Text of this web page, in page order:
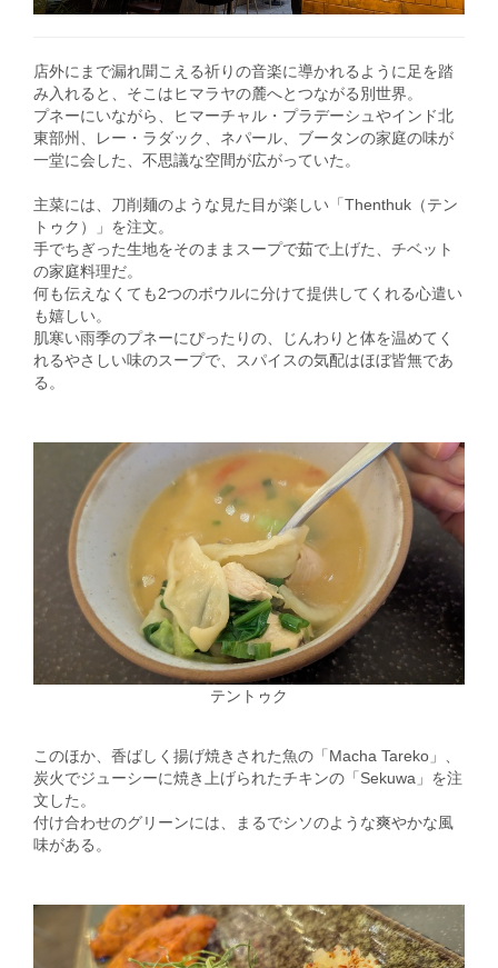
店外にまで漏れ聞こえる祈りの音楽に導かれるように足を踏
み入れると、そこはヒマラヤの麓へとつながる別世界。
プネーにいながら、ヒマーチャル・プラデーシュやインド北
東部州、レー・ラダック、ネパール、ブータンの家庭の味が
一堂に会した、不思議な空間が広がっていた。
主菜には、刀削麺のような見た目が楽しい「Thenthuk（テン
トゥク）」を注文。
手でちぎった生地をそのままスープで茹で上げた、チベット
の家庭料理だ。
何も伝えなくても2つのボウルに分けて提供してくれる心遣い
も嬉しい。
肌寒い雨季のプネーにぴったりの、じんわりと体を温めてく
れるやさしい味のスープで、スパイスの気配はほぼ皆無であ
る。
テントゥク
このほか、香ばしく揚げ焼きされた魚の「Macha Tareko」、
炭火でジューシーに焼き上げられたチキンの「Sekuwa」を注
文した。
付け合わせのグリーンには、まるでシソのような爽やかな風
味がある。